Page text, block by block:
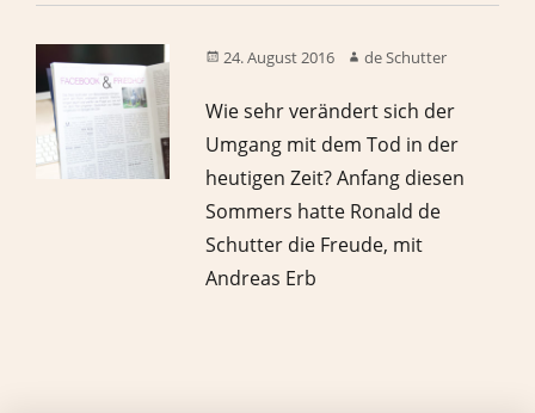
24. August 2016 de Schutter
Wie sehr verändert sich der
Umgang mit dem Tod in der
heutigen Zeit? Anfang diesen
Sommers hatte Ronald de
Schutter die Freude, mit
Andreas Erb